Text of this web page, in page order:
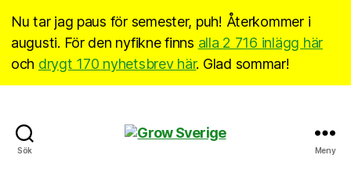
Nu tar jag paus för semester, puh! Återkommer i
augusti. För den nyfikne finns alla 2 716 inlägg här
och drygt 170 nyhetsbrev här. Glad sommar!
Sök Meny